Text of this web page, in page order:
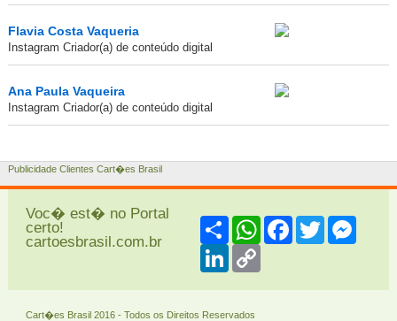
Flavia Costa Vaqueria
Instagram Criador(a) de conteúdo digital
Ana Paula Vaqueira
Instagram Criador(a) de conteúdo digital
Publicidade Clientes Cart�es Brasil
Voc� est� no Portal
certo!
cartoesbrasil.com.br
ShareWhatsAppFacebook
Twitter
LinkedInCopy
Cart�es Brasil 2016 - Todos os Direitos Reservados